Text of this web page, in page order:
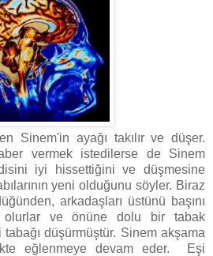
Sinem'in ayağı takılır ve düşer.
vermek istedilerse de Sinem
iyi hissettiğini ve düşmesine
yeni olduğunu söyler. Biraz
arkadaşları üstünü başını
olurlar ve önüne dolu bir tabak
düşürmüştür. Sinem akşama
eğlenmeye devam eder. Eşi